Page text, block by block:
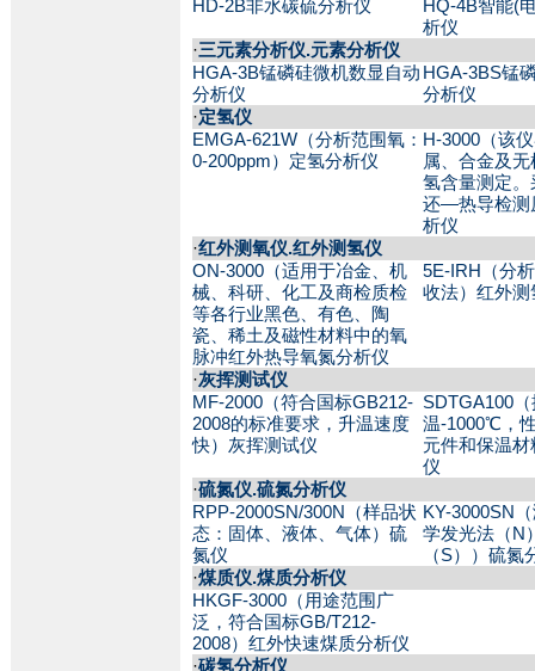
HD-2B非水碳硫分析仪
HQ-4B智能(
析仪
·三元素分析仪.元素分析仪
HGA-3B锰磷硅微机数显自动
分析仪
HGA-3BS锰
分析仪
·定氢仪
EMGA-621W（分析范围氧：
0-200ppm）定氢分析仪
H-3000（该
属、合金及
氢含量测定
还—热导检测
析仪
·红外测氧仪.红外测氢仪
ON-3000（适用于冶金、机
械、科研、化工及商检质检
等各行业黑色、有色、陶
瓷、稀土及磁性材料中的氧
脉冲红外热导氧氮分析仪
5E-IRH（分
收法）红外测
·灰挥测试仪
MF-2000（符合国标GB212-
2008的标准要求，升温速度
快）灰挥测试仪
SDTGA100
温-1000℃，
元件和保温
仪
·硫氮仪.硫氮分析仪
RPP-2000SN/300N（样品状
态：固体、液体、气体）硫
氮仪
KY-3000SN
学发光法（N
（S））硫氮
·煤质仪.煤质分析仪
HKGF-3000（用途范围广
泛，符合国标GB/T212-
2008）红外快速煤质分析仪
·碳氢分析仪